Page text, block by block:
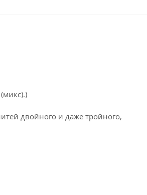
двойного и даже тройного,